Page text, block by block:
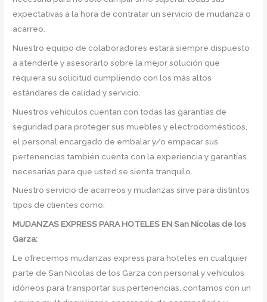
expectativas a la hora de contratar un servicio de mudanza o
acarreo.
Nuestro equipo de colaboradores estará siempre dispuesto
a atenderle y asesorarlo sobre la mejor solución que
requiera su solicitud cumpliendo con los más altos
estándares de calidad y servicio.
Nuestros vehículos cuentan con todas las garantías de
seguridad para proteger sus muebles y electrodomésticos,
el personal encargado de embalar y/o empacar sus
pertenencias también cuenta con la experiencia y garantías
necesarias para que usted se sienta tranquilo.
Nuestro servicio de acarreos y mudanzas sirve para distintos
tipos de clientes como:
MUDANZAS EXPRESS PARA HOTELES EN San Nicolas de los
Garza:
Le ofrecemos mudanzas express para hoteles en cualquier
parte de San Nicolas de los Garza con personal y vehículos
idóneos para transportar sus pertenencias, contamos con un